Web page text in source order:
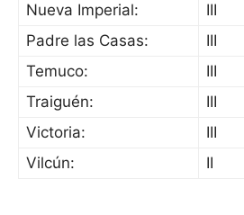
Nueva Imperial:
III
Padre las Casas:
III
Temuco:
III
Traiguén:
III
Victoria:
III
Vilcún:
II